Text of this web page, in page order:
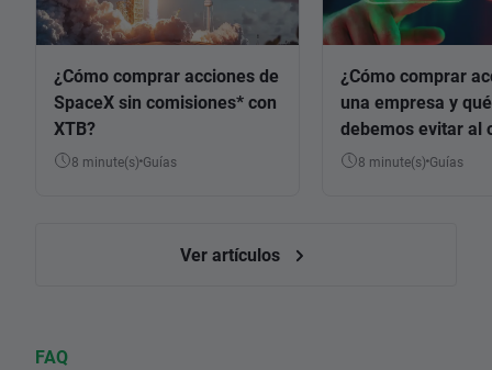
¿Cómo comprar acciones de
SpaceX sin comisiones* con
XTB?
8 minute(s) Guías
¿Cómo comprar
una empresa y
debemos evitar al
8 minute(s) Guías
Ver artículos
FAQ